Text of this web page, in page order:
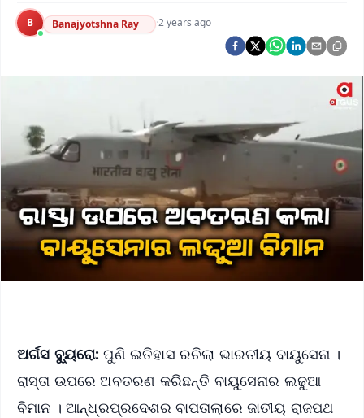
Argus Swaad Odisha
B Banajyotshna Ray ·2 years ago
ଅର୍ଗସ ବ୍ୟୁରୋ: ପୁଣି ଇତିହାସ ରଚିଲା ଭାରତୀୟ ବାୟୁସେନା ।
ରାସ୍ତା ଉପରେ ଅବତରଣ କରିଛନ୍ତି ବାୟୁସେନାର ଲଢୁଆ
ବିମାନ । ଆନ୍ଧ୍ରପ୍ରଦେଶର ବାପତାଲାରେ ଜାତୀୟ ରାଜପଥ